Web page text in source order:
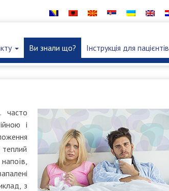
Ви знали що? Інструкція для пацієнтів
часто
і
з